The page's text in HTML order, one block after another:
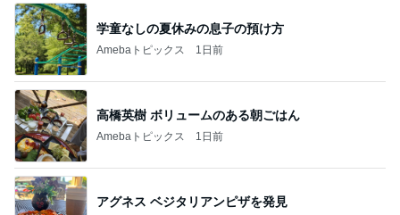
学童なしの夏休みの息子の預け方
Amebaトピックス 1日前
高橋英樹 ボリュームのある朝ごはん
Amebaトピックス 1日前
アグネス ベジタリアンピザを発見